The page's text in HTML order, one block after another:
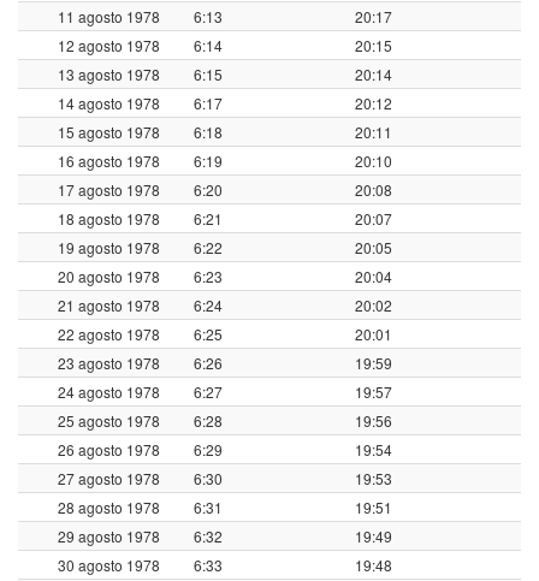
11 agosto 1978 6:13
20:17
12 agosto 1978
6:14
20:15
13 agosto 1978
6:15
20:14
14 agosto 1978
6:17
20:12
15 agosto 1978
6:18
20:11
16 agosto 1978
6:19
20:10
17 agosto 1978
6:20
20:08
18 agosto 1978
6:21
20:07
19 agosto 1978
6:22
20:05
20 agosto 1978
6:23
20:04
21 agosto 1978
6:24
20:02
22 agosto 1978
6:25
20:01
23 agosto 1978
6:26
19:59
24 agosto 1978
6:27
19:57
25 agosto 1978
6:28
19:56
26 agosto 1978
6:29
19:54
27 agosto 1978
6:30
19:53
28 agosto 1978
6:31
19:51
29 agosto 1978
6:32
19:49
30 agosto 1978
6:33
19:48